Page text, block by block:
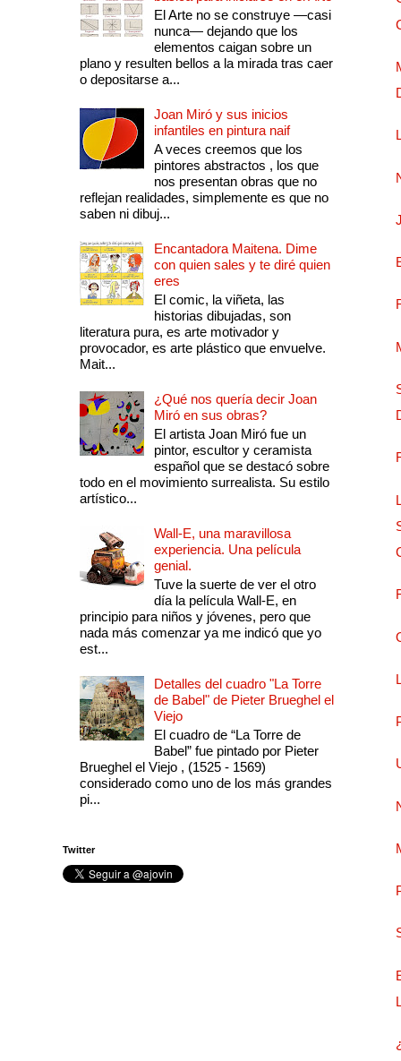
El Arte no se construye —casi
nunca— dejando que los
elementos caigan sobre un
plano y resulten bellos a la mirada tras caer
o depositarse a...
Joan Miró y sus inicios
infantiles en pintura naif
A veces creemos que los
pintores abstractos , los que
nos presentan obras que no
reflejan realidades, simplemente es que no
saben ni dibuj...
Encantadora Maitena. Dime
con quien sales y te diré quien
eres
El comic, la viñeta, las
historias dibujadas, son
literatura pura, es arte motivador y
provocador, es arte plástico que envuelve.
Mait...
¿Qué nos quería decir Joan
Miró en sus obras?
El artista Joan Miró fue un
pintor, escultor y ceramista
español que se destacó sobre
todo en el movimiento surrealista. Su estilo
artístico...
Wall-E, una maravillosa
experiencia. Una película
genial.
Tuve la suerte de ver el otro
día la película Wall-E, en
principio para niños y jóvenes, pero que
nada más comenzar ya me indicó que yo
est...
Detalles del cuadro "La Torre
de Babel" de Pieter Brueghel el
Viejo
El cuadro de “La Torre de
Babel” fue pintado por Pieter
Brueghel el Viejo , (1525 - 1569)
considerado como uno de los más grandes
pi...
Twitter